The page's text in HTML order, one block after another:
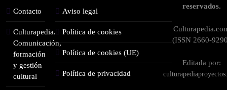
Contacto
Culturapedia.
Comunicación,
formación
y gestión
cultural
Aviso legal
Política de cookies
Política de cookies (UE)
Política de privacidad
reservados.
(ISSN 2660-
Editada por: